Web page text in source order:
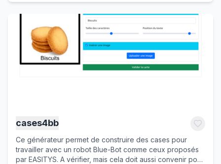
cases4bb
Ce générateur permet de construire des cases pour
travailler avec un robot Blue-Bot comme ceux proposés
par EASITYS. A vérifier, mais cela doit aussi convenir pour